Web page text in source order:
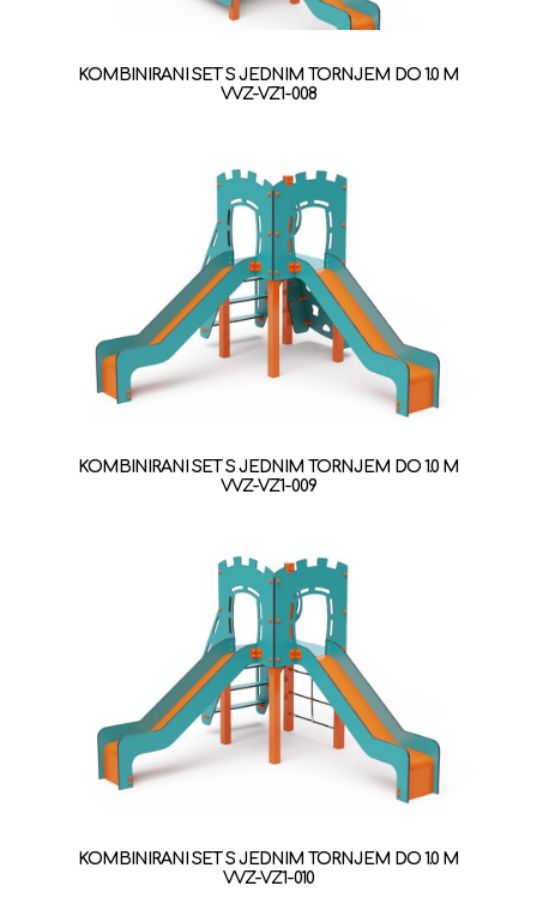
KOMBINIRANI SET S JEDNIM TORNJEM DO 1.0 M
VVZ-VZ1-008
KOMBINIRANI SET S JEDNIM TORNJEM DO 1.0 M
VVZ-VZ1-009
KOMBINIRANI SET S JEDNIM TORNJEM DO 1.0 M
VVZ-VZ1-010